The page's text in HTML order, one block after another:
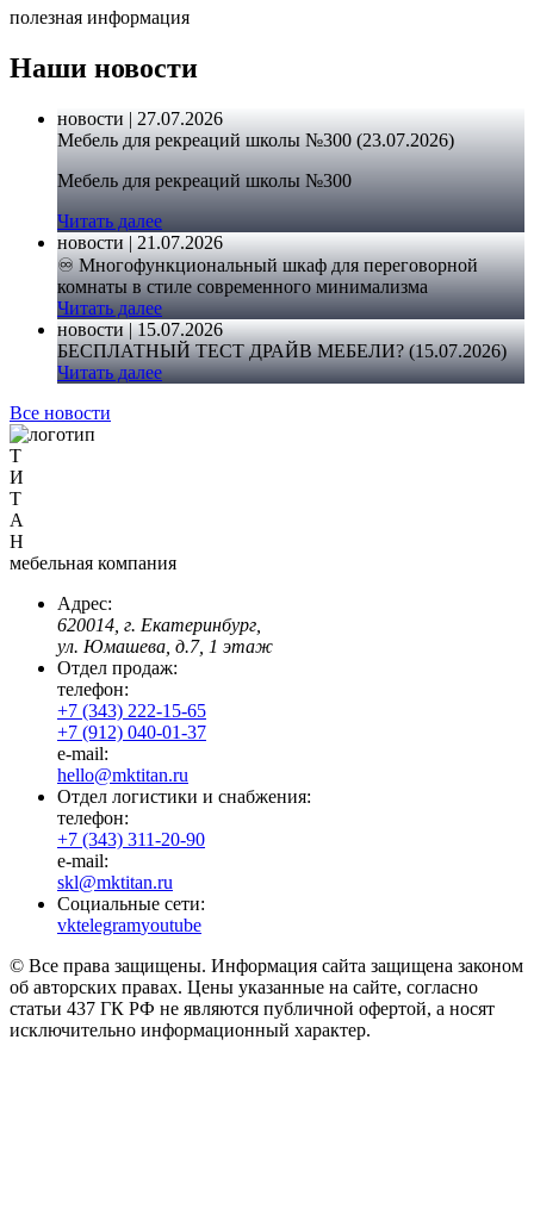
полезная информация
Наши новости
новости | 27.07.2026
Мебель для рекреаций школы №300 (23.07.2026)
Мебель для рекреаций школы №300
Читать далее
новости | 21.07.2026
♾️ Многофункциональный шкаф для переговорной
комнаты в стиле современного минимализма
Читать далее
новости | 15.07.2026
БЕСПЛАТНЫЙ ТЕСТ ДРАЙВ МЕБЕЛИ? (15.07.2026)
Читать далее
Все новости
Т
И
Т
А
Н
мебельная компания
Адрес:
620014, г. Екатеринбург,
ул. Юмашева, д.7, 1 этаж
Отдел продаж:
телефон:
+7 (343) 222-15-65
+7 (912) 040-01-37
e-mail:
hello@mktitan.ru
Отдел логистики и снабжения:
телефон:
+7 (343) 311-20-90
e-mail:
skl@mktitan.ru
Социальные сети:
vktelegramyoutube
© Все права защищены. Информация сайта защищена законом
об авторских правах. Цены указанные на сайте, согласно
статьи 437 ГК РФ не являются публичной офертой, а носят
исключительно информационный характер.